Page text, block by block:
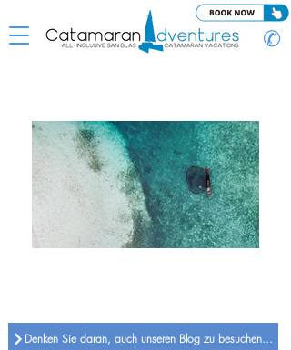
✆
Denken Sie daran, auch unseren Blog zu besuchen; aktuelle Nachrichten und Tipps zu den San Blas Inseln